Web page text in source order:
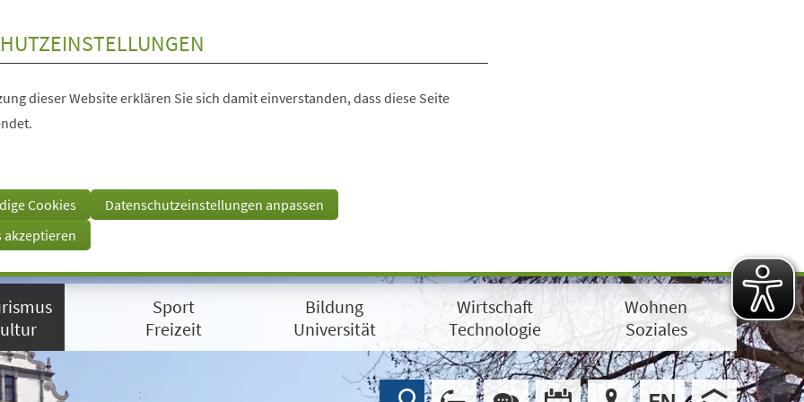
dieser Website erklären Sie sich damit einverstanden, dass diese Seite
Cookies
Datenschutzeinstellungen anpassen
akzeptieren
Sport
Freizeit
Bildung
Universität
Wirtschaft
Technologie
Wohnen
Soziales